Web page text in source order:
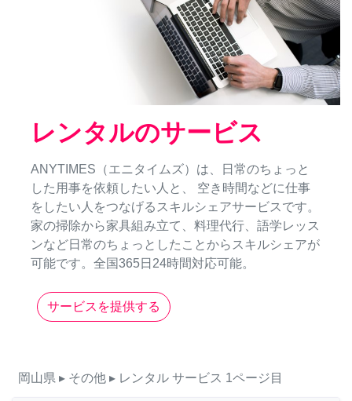
レンタルのサービス
ANYTIMES（エニタイムズ）は、日常のちょっと
した用事を依頼したい人と、 空き時間などに仕事
をしたい人をつなげるスキルシェアサービスです。
家の掃除から家具組み立て、料理代行、語学レッス
ンなど日常のちょっとしたことからスキルシェアが
可能です。全国365日24時間対応可能。
サービスを提供する
岡山県 ▸ その他 ▸ レンタル サービス 1ページ目